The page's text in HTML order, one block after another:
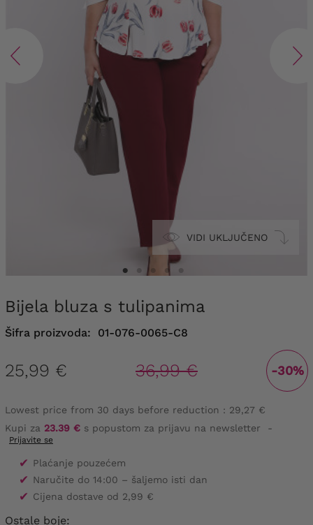
VIDI UKLJUČENO
Bijela bluza s tulipanima
Šifra proizvoda: 01-076-0065-C8
25,99 € 36,99 € -30%
Lowest price from 30 days before reduction : 29,27 €
Kupi za 23.39 € s popustom za prijavu na newsletter -
Prijavite se
✔ Plaćanje pouzećem
✔ Naručite do 14:00 – šaljemo isti dan
✔ Cijena dostave od 2,99 €
Ostale boje: